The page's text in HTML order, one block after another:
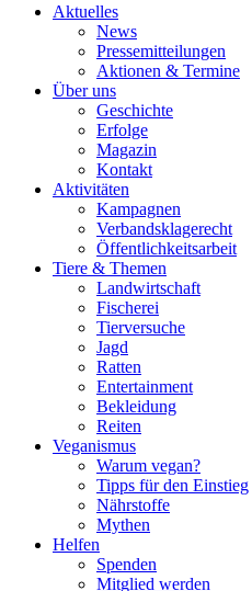
Aktuelles
News
Pressemitteilungen
Aktionen & Termine
Über uns
Geschichte
Erfolge
Magazin
Kontakt
Aktivitäten
Kampagnen
Verbandsklagerecht
Öffentlichkeitsarbeit
Tiere & Themen
Landwirtschaft
Fischerei
Tierversuche
Jagd
Ratten
Entertainment
Bekleidung
Reiten
Veganismus
Warum vegan?
Tipps für den Einstieg
Nährstoffe
Mythen
Helfen
Spenden
Mitglied werden